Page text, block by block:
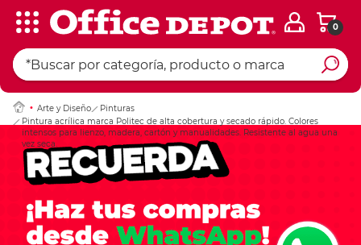
0
Arte y Diseño
Pinturas
Pintura acrílica marca Politec de alta cobertura y secado rápido. Colores
intensos para lienzo, madera, cartón y manualidades. Resistente al agua una
vez seca.
Ingresar Codigo